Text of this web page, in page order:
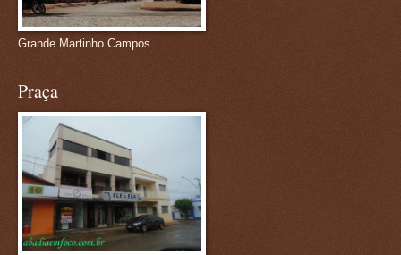
Grande Martinho Campos
Praça